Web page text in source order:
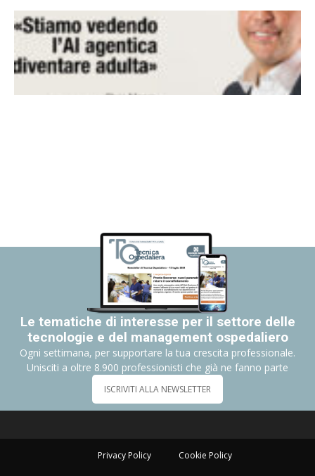
Le tematiche di interesse per il settore delle
tecnologie e del management ospedaliero
Ogni settimana, per supportare la tua crescita professionale.
Unisciti a oltre 8.900 professionisti che già ne fanno parte
ISCRIVITI ALLA NEWSLETTER
Privacy Policy Cookie Policy